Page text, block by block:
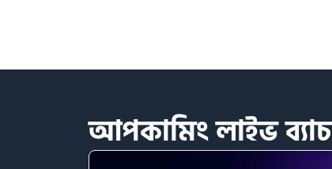
আপকামিংলাইভব্যাচ